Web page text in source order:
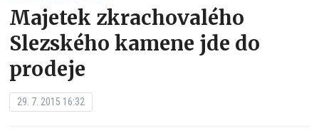
Majetek zkrachovalého
Slezského kamene jde do
prodeje
29. 7. 2015 16:32